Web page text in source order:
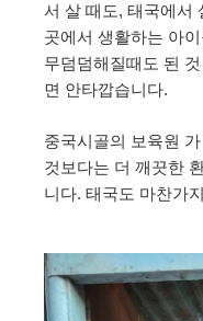
서 살 때도, 태국에서
곳에서 생활하는 아
무덤덤해질때도 된
면 안타깝습니다.
중국시골의 보육원
것보다는 더 깨끗한
니다. 태국도 마찬가